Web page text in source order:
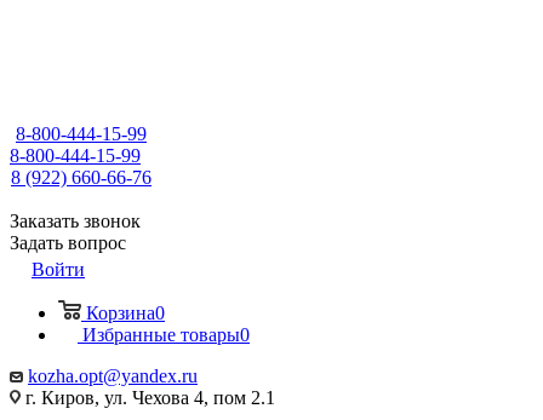
8-800-444-15-99
8-800-444-15-99
8 (922) 660-66-76
Заказать звонок
Задать вопрос
Войти
Корзина0
Избранные товары0
kozha.opt@yandex.ru
г. Киров, ул. Чехова 4, пом 2.1